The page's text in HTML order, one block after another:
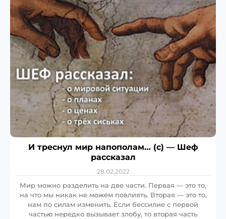
И треснул мир напополам… (с) — Шеф
рассказал
28.02.2022
Мир можно разделить на две части. Первая — это то,
на что мы никак не можем повлиять. Вторая — это то,
нам по силам изменить. Если бессилие с первой
частью нередко вызывает злобу, то вторая часть